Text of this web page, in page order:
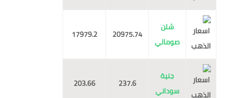
شلن
صومالي
20975.74
17979.2
جنية
سوداني
237.6
203.66